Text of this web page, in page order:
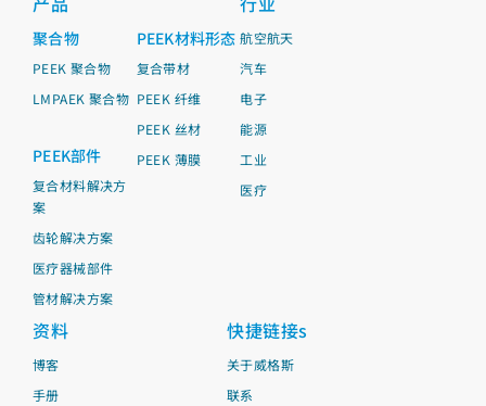
聚合物
PEEK 聚合物
LMPAEK 聚合物
PEEK部件
复合材料解决方
案
齿轮解决方案
医疗器械部件
管材解决方案
PEEK材料形态
复合带材
PEEK 纤维
PEEK 丝材
PEEK 薄膜
航空航天
汽车
电子
能源
工业
医疗
资料
博客
手册
快捷链接s
关于威格斯
联系